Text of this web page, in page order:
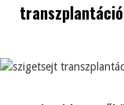
transzplantáció